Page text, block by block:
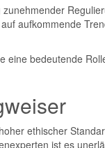
aufkommende
eine bedeutende
ethischer
ist es